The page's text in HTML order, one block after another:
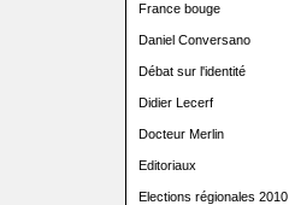
France bouge
Daniel Conversano
Débat sur l'identité
Didier Lecerf
Docteur Merlin
Editoriaux
Elections régionales 2010